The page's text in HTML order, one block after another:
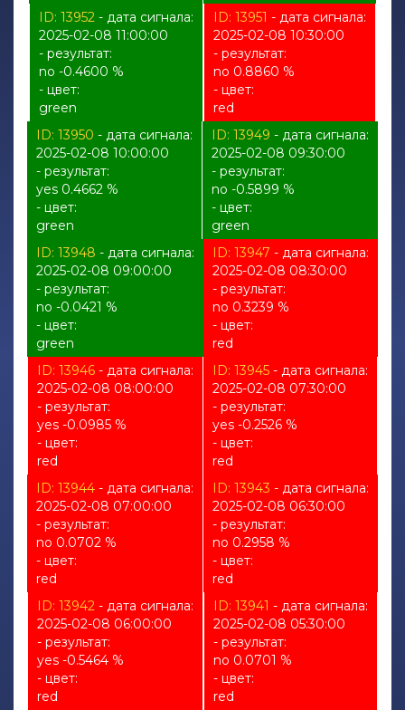
ID: 13952- дата сигнала:
2025-02-08 11:00:00
- результат:
no -0.4600 %
- цвет:
green
ID: 13951 - дата сигнала:
2025-02-08 10:30:00
- результат:
no 0.8860 %
- цвет:
red
ID: 13950 - дата сигнала:
2025-02-08 10:00:00
- результат:
yes 0.4662 %
- цвет:
green
ID: 13949 - дата сигнала:
2025-02-08 09:30:00
- результат:
no -0.5899 %
- цвет:
green
ID: 13948 - дата сигнала:
2025-02-08 09:00:00
- результат:
no -0.0421 %
- цвет:
green
ID: 13947 - дата сигнала:
2025-02-08 08:30:00
- результат:
no 0.3239 %
- цвет:
red
ID: 13946 - дата сигнала:
2025-02-08 08:00:00
- результат:
yes -0.0985 %
- цвет:
red
ID: 13945 - дата сигнала:
2025-02-08 07:30:00
- результат:
yes -0.2526 %
- цвет:
red
ID: 13944 - дата сигнала:
2025-02-08 07:00:00
- результат:
no 0.0702 %
- цвет:
red
ID: 13943 - дата сигнала:
2025-02-08 06:30:00
- результат:
no 0.2958 %
- цвет:
red
ID: 13942 - дата сигнала:
2025-02-08 06:00:00
- результат:
yes -0.5464 %
- цвет:
red
ID: 13941 - дата сигнала:
2025-02-08 05:30:00
- результат:
no 0.0701 %
- цвет:
red